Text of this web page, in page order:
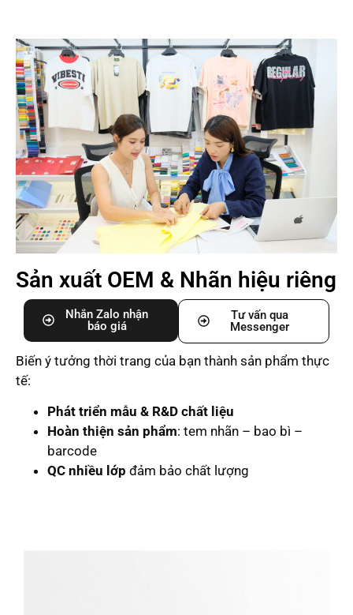
Sản xuất OEM & Nhãn hiệu riêng
Nhắn Zalo nhận
báo giá
Tư vấn qua
Messenger
Biến ý tưởng thời trang của bạn thành sản phẩm thực
tế:
Phát triển mẫu & R&D chất liệu
Hoàn thiện sản phẩm: tem nhãn – bao bì –
barcode
QC nhiều lớp đảm bảo chất lượng